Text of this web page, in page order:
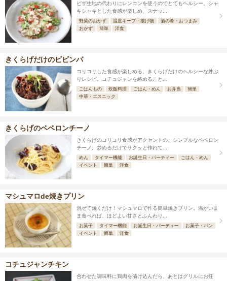
ピザ生地の代わりにレンコンを使うのでとてもヘルシー。シャ
キシャキとした食感が楽しめ、スナッ...
野菜のおかず 温度キープ・揚げ物
酒の肴・おつまみ
おかず
簡単 洋食
きくらげだけのビビンパ
コリコリした食感が楽しめる、きくらげだけのヘルシーな丼ぶ
りレシピ。コチュジャンを絡めること...
ごはんもの 炊飯料理 ごはん・めん お弁当
簡単
中華・エスニック
きくらげのペペロンチーノ
きくらげのコリコリ食感がアクセントの、シンプルなペペロン
チーノ。炒めるだけでサクッと作れて...
めん タイマー機能 お誕生日・パーティー
ごはん・めん
イベント
簡単 洋食
マシュマロde焼きプリン
混ぜて焼くだけ！マシュマロで作る簡単焼きプリン。温かいま
ま食べれば、ほどよい甘さとふんわり...
お菓子 タイマー機能 お誕生日・パーティー
お菓子・パン
イベント
簡単 洋食
コチュジャンチキン
合わせた調味料に鶏肉を漬け込んだら、あとはグリルにお任